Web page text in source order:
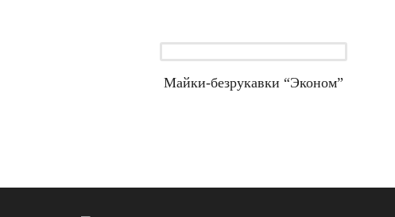
Майки-безрукавки “Эконом”